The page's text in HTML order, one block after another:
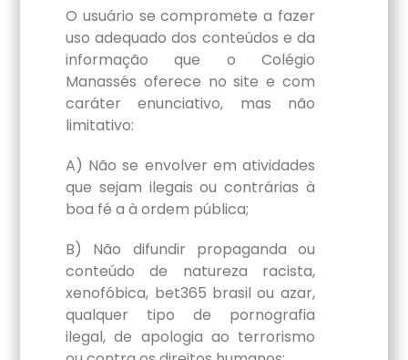
O usuário se compromete a fazer
uso adequado dos conteúdos e da
informação que o Colégio
Manassés oferece no site e com
caráter enunciativo, mas não
limitativo:
A) Não se envolver em atividades
que sejam ilegais ou contrárias à
boa fé a à ordem pública;
B) Não difundir propaganda ou
conteúdo de natureza racista,
xenofóbica, bet365 brasil ou azar,
qualquer tipo de pornografia
ilegal, de apologia ao terrorismo